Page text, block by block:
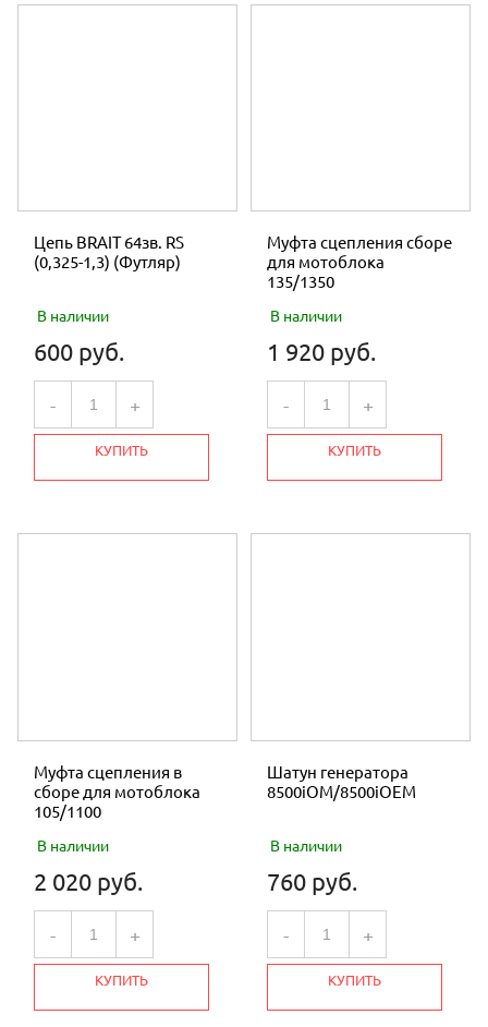
Цепь BRAIT 64зв. RS
(0,325-1,3) (Футляр)
В наличии
600 руб.
- +
КУПИТЬ
Муфта сцепления сборе
для мотоблока
135/1350
В наличии
1 920 руб.
- +
КУПИТЬ
Муфта сцепления в
сборе для мотоблока
105/1100
В наличии
2 020 руб.
- +
КУПИТЬ
Шатун генератора
8500iOM/8500iOEM
В наличии
760 руб.
- +
КУПИТЬ